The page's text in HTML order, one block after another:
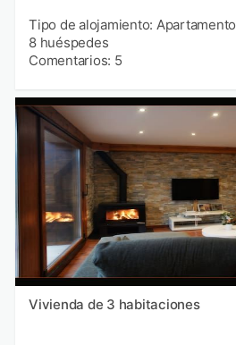
Tipo de alojamiento: Apartamento
8 huéspedes
Comentarios: 5
Vivienda de 3 habitaciones